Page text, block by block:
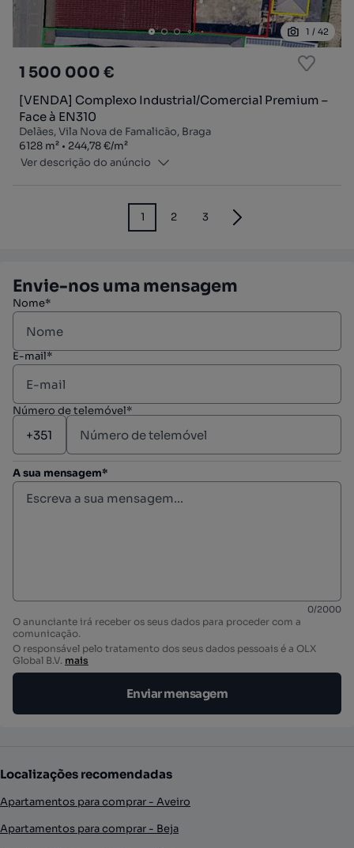
1 / 42
1 500 000 €
[VENDA] Complexo Industrial/Comercial Premium –
Face à EN310
Delães, Vila Nova de Famalicão, Braga
Zona
6128 m²
Preço por metro quadrado
244,78 €/m²
Ver descrição do anúncio
1 2 3
Envie-nos uma mensagem
Nome*
E-mail*
Número de telemóvel*
A sua mensagem*
0/2000
O anunciante irá receber os seus dados para proceder com a
comunicação.
O responsável pelo tratamento dos seus dados pessoais é a OLX
Global B.V. mais
Enviar mensagem
Localizações recomendadas
Apartamentos para comprar - Aveiro
Apartamentos para comprar - Beja